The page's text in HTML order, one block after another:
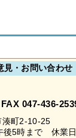
見・お問い合わせ
FAX 047-436-
湊町2-10-25
後5時まで 休業